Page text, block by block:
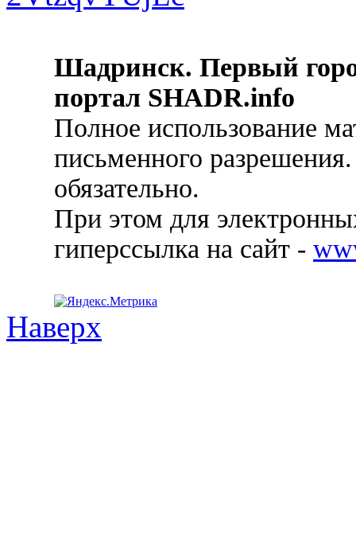
Шадринск. Первый
портал SHADR.info
Полное использование
письменного
обязательно.
При этом для
гиперссылка на сайт -
Наверх